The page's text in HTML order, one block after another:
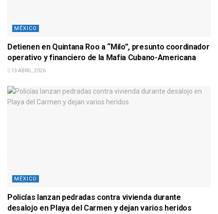
MÉXICO
Detienen en Quintana Roo a “Milo”, presunto coordinador
operativo y financiero de la Mafia Cubano-Americana
13 ABRIL, 2026
MÉXICO
Policías lanzan pedradas contra vivienda durante
desalojo en Playa del Carmen y dejan varios heridos